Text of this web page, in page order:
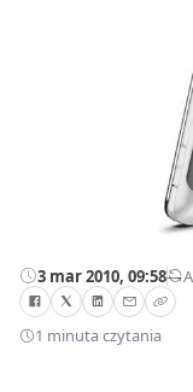
3 mar 2010, 09:58—
1 minuta czytania